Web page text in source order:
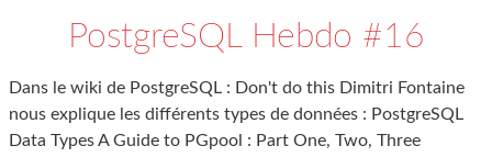
PostgreSQL Hebdo #16
Dans le wiki de PostgreSQL : Don't do this Dimitri Fontaine
nous explique les différents types de données : PostgreSQL
Data Types A Guide to PGpool : Part One, Two, Three